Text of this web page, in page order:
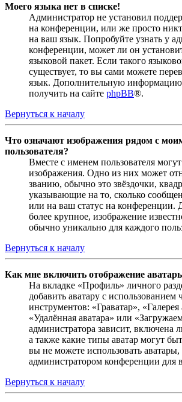
Моего языка нет в списке!
Администратор не установил
на конференции, или же просто
на ваш язык. Попробуйте узнать у
конференции, может ли он
языковой пакет. Если такого
существует, то вы сами можете
язык. Дополнительную
получить на сайте phpBB®.
Вернуться к началу
Что означают изображения рядом с
пользователя?
Вместе с именем пользователя
изображения. Одно из них может
званию, обычно это звёздочки,
указывающие на то, сколько
или на ваш статус на конференции.
более крупное, изображение
обычно уникально для каждого
Вернуться к началу
Как мне включить отображение
На вкладке «Профиль» личного
добавить аватару с использованием
инструментов: «Граватар», «Галерея
«Удалённая аватара» или
администратора зависит, включена
а также какие типы аватар могут
вы не можете использовать аватары,
администратором конференции для
Вернуться к началу